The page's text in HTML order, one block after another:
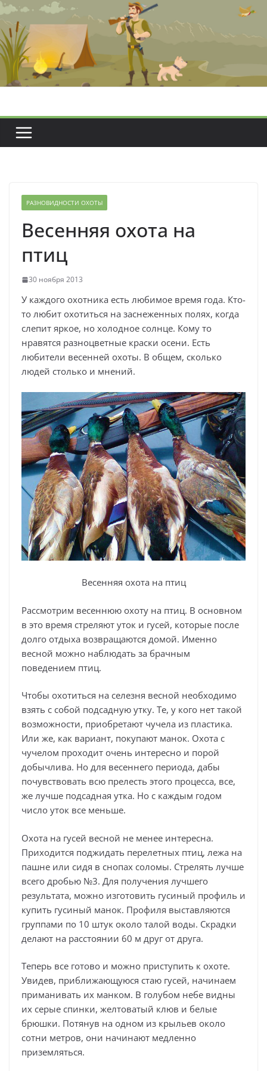
Перейти
содержимому
РАЗНОВИДНОСТИ ОХОТЫ
Весенняя охота на
птиц
30 ноября 2013
У каждого охотника есть любимое время года. Кто-
то любит охотиться на заснеженных полях, когда
слепит яркое, но холодное солнце. Кому то
нравятся разноцветные краски осени. Есть
любители весенней охоты. В общем, сколько
людей столько и мнений.
Весенняя охота на птиц
Рассмотрим весеннюю охоту на птиц. В основном
в это время стреляют уток и гусей, которые после
долго отдыха возвращаются домой. Именно
весной можно наблюдать за брачным
поведением птиц.
Чтобы охотиться на селезня весной необходимо
взять с собой подсадную утку. Те, у кого нет такой
возможности, приобретают чучела из пластика.
Или же, как вариант, покупают манок. Охота с
чучелом проходит очень интересно и порой
добычлива. Но для весеннего периода, дабы
почувствовать всю прелесть этого процесса, все,
же лучше подсадная утка. Но с каждым годом
число уток все меньше.
Охота на гусей весной не менее интересна.
Приходится поджидать перелетных птиц, лежа на
пашне или сидя в снопах соломы. Стрелять лучше
всего дробью №3. Для получения лучшего
результата, можно изготовить гусиный профиль и
купить гусиный манок. Профиля выставляются
группами по 10 штук около талой воды. Скрадки
делают на расстоянии 60 м друг от друга.
Теперь все готово и можно приступить к охоте.
Увидев, приближающуюся стаю гусей, начинаем
приманивать их манком. В голубом небе видны
их серые спинки, желтоватый клюв и белые
брюшки. Потянув на одном из крыльев около
сотни метров, они начинают медленно
приземляться.